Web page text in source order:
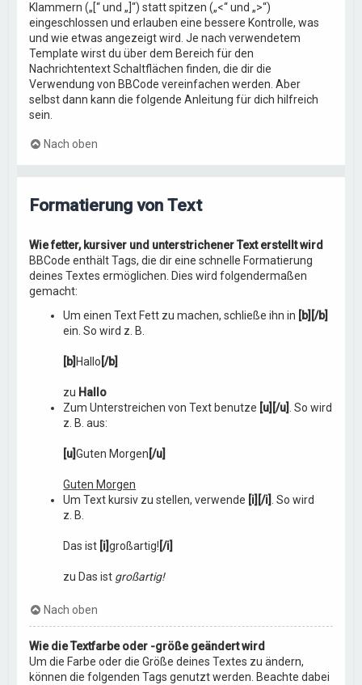
Klammern („[“ und „]“) statt spitzen („<“ und „>“)
eingeschlossen und erlauben eine bessere Kontrolle, was
und wie etwas angezeigt wird. Je nach verwendetem
Template wirst du über dem Bereich für den
Nachrichtentext Schaltflächen finden, die dir die
Verwendung von BBCode vereinfachen werden. Aber
selbst dann kann die folgende Anleitung für dich hilfreich
sein.
Nach oben
Formatierung von Text
Wie fetter, kursiver und unterstrichener Text erstellt wird
BBCode enthält Tags, die dir eine schnelle Formatierung
deines Textes ermöglichen. Dies wird folgendermaßen
gemacht:
Um einen Text Fett zu machen, schließe ihn in [b][/b]
ein. So wird z. B.
[b] Hallo [/b]
zu Hallo
Zum Unterstreichen von Text benutze [u][/u] . So wird
z. B. aus:
[u]Guten Morgen [/u]
Guten Morgen
Um Text kursiv zu stellen, verwende [i][/i] . So wird
z. B.
Das ist [i]großartig! [/i]
zu Das ist großartig!
Nach oben
Wie die Textfarbe oder -größe geändert wird
Um die Farbe oder die Größe deines Textes zu ändern,
können die folgenden Tags genutzt werden. Beachte dabei